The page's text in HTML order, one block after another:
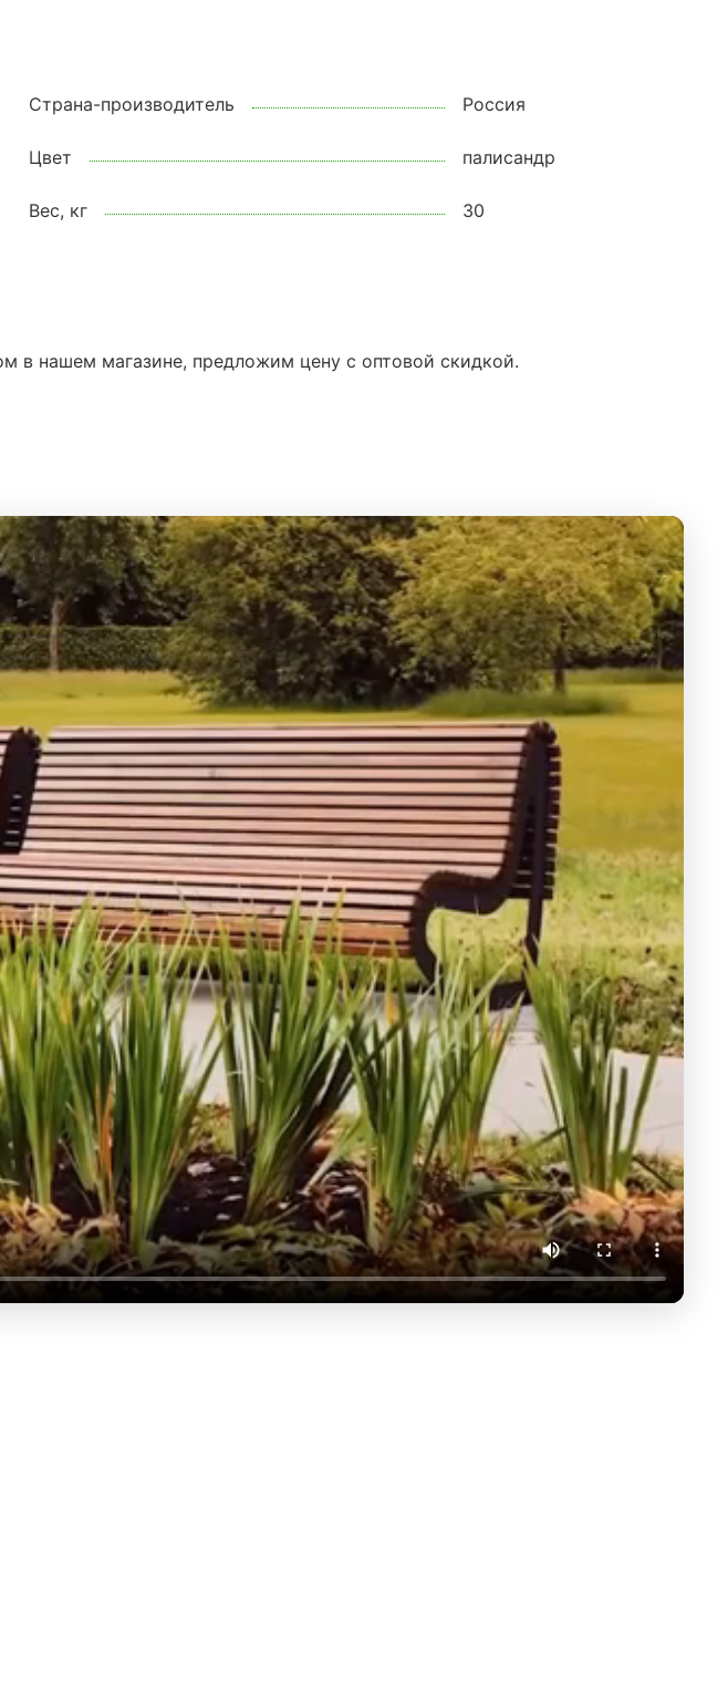
Страна-производитель Россия
Цвет палисандр
Вес, кг 30
в нашем магазине, предложим цену с оптовой скидкой.